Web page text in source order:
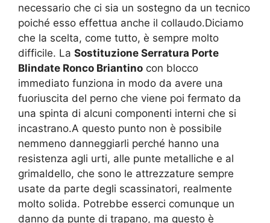
necessario che ci sia un sostegno da un tecnico
poiché esso effettua anche il collaudo.Diciamo
che la scelta, come tutto, è sempre molto
difficile. La Sostituzione Serratura Porte
Blindate Ronco Briantino con blocco
immediato funziona in modo da avere una
fuoriuscita del perno che viene poi fermato da
una spinta di alcuni componenti interni che si
incastrano.A questo punto non è possibile
nemmeno danneggiarli perché hanno una
resistenza agli urti, alle punte metalliche e al
grimaldello, che sono le attrezzature sempre
usate da parte degli scassinatori, realmente
molto solida. Potrebbe esserci comunque un
danno da punte di trapano, ma questo è